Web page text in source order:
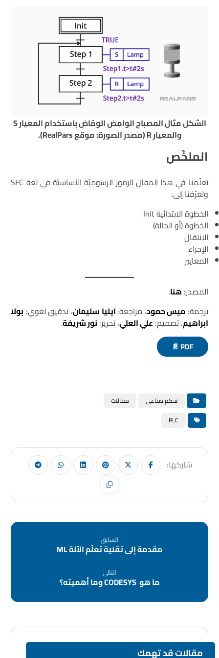
الشكل مثال المصباح الوامِض الومّاض باستخدام المعيار S
والمعيار R (مصدر الصورة: موقع RealPars).
الملخّص
تعلّمنا في هذا المقال الرموز الرسوميّة الأساسيّة في لغة SFC
وتعرّفنا إلى:
الخطوة الابتدائية Init
الخطوة (أو الحالة)
الانتقال
الإجراء
المعايير
المصدر: هنا.
ترجمة: ميس حمود، مراجعة:ايليا سليمان، تدقيق لغوي: بولا
ابراهيم، تصميم: علي العلي، تحرير: نور شريفة.
PDF 📄
تحكم صناعي
مقالات
PLC
السابق
مقدمة إلى تقنية تعلّم الآلة ML
التالى
ما هو CODESYS وما أهميته؟
مقالات قد تهمك